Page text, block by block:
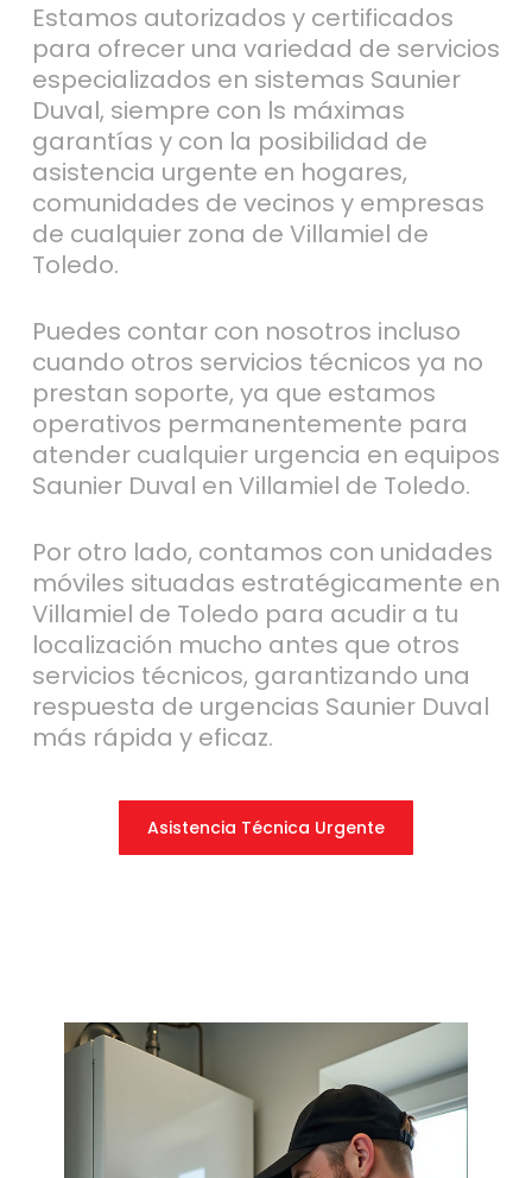
Estamos autorizados y certificados
para ofrecer una variedad de servicios
especializados en sistemas Saunier
Duval, siempre con ls máximas
garantías y con la posibilidad de
asistencia urgente en hogares,
comunidades de vecinos y empresas
de cualquier zona de Villamiel de
Toledo.
Puedes contar con nosotros incluso
cuando otros servicios técnicos ya no
prestan soporte, ya que estamos
operativos permanentemente para
atender cualquier urgencia en equipos
Saunier Duval en Villamiel de Toledo.
Por otro lado, contamos con unidades
móviles situadas estratégicamente en
Villamiel de Toledo para acudir a tu
localización mucho antes que otros
servicios técnicos, garantizando una
respuesta de urgencias Saunier Duval
más rápida y eficaz.
Asistencia Técnica Urgente